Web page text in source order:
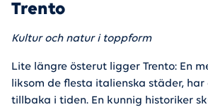
Trento
Kultur och natur i toppform
Lite längre österut ligger Trento: En
liksom de flesta italienska städer,
tillbaka i tiden. En kunnig historiker